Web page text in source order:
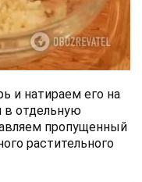
и натираем его на
в отдельную
пропущенный
растительного